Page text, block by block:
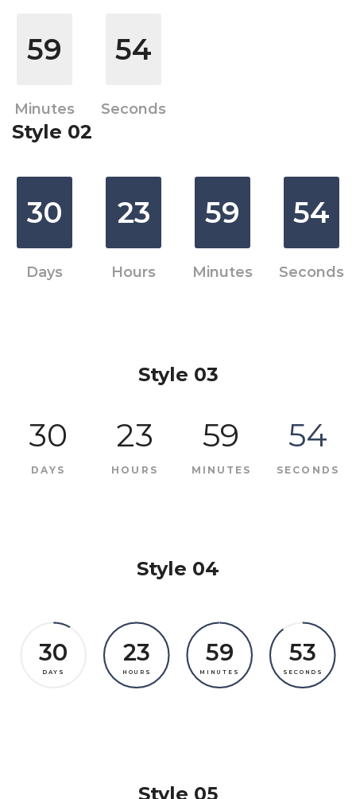
59
Minutes
54
Seconds
Style 02
30
Days
23
Hours
59
Minutes
54
Seconds
Style 03
30
DAYS
23
HOURS
59
MINUTES
54
SECONDS
Style 04
30
DAYS
23
HOURS
59
MINUTES
53
SECONDS
Style 05